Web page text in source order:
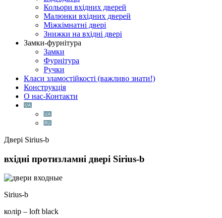
Кольори вхідних дверей
Малюнки вхідних дверей
Міжкімнатні двері
Знижки на вхідні двері
Замки-фурнітура
Замки
Фурнітура
Ручки
Класи зламостійкості (важливо знати!)
Конструкція
О нас-Контакти
Двері Sirius-b
вхідні протизламні двері Sirius-b
Sirius-b
колір – loft black